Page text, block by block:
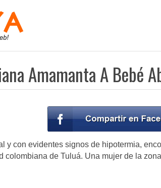
Amamanta A Bebé
y con evidentes signos de hipotermia,
colombiana de Tuluá. Una mujer de la